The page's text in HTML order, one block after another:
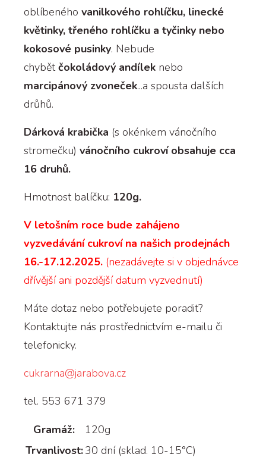
oblíbeného vanilkového rohlíčku, linecké
květinky, třeného rohlíčku a tyčinky nebo
kokosové pusinky. Nebude
chybětčokoládový andílek nebo
marcipánový zvoneček...a spousta dalších
drůhů.
Dárková krabička (s okénkem vánočního
stromečku) vánočního cukroví obsahuje cca
16 druhů.
Hmotnost balíčku: 120g.
V letošním roce bude zahájeno
vyzvedávání cukroví na našich prodejnách
16.-17.12.2025. (nezadávejte si v objednávce
dřívější ani pozdější datum vyzvednutí)
Máte dotaz nebo potřebujete poradit?
Kontaktujte nás prostřednictvím e-mailu či
telefonicky.
cukrarna@jarabova.cz
tel. 553 671 379
Gramáž:
120g
Trvanlivost:30 dní (sklad. 10-15°C)